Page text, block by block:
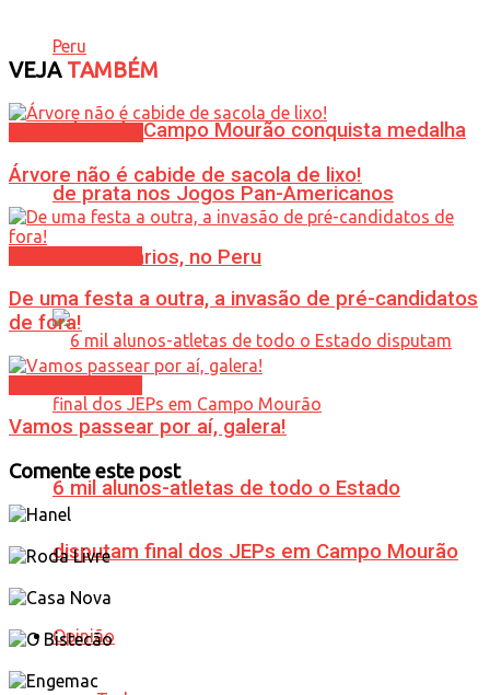
Atleta de Campo Mourão conquista medalha
de prata nos Jogos Pan-Americanos
Universitários, no Peru
6 mil alunos-atletas de todo o Estado
disputam final dos JEPs em Campo Mourão
Opinião
VEJATAMBÉM
Árvore não é cabide de sacola de lixo!
De uma festa a outra, a invasão de pré-candidatos
de fora!
Vamos passear por aí, galera!
Comente este post